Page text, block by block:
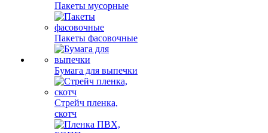
Пакеты мусорные
Пакеты фасовочные
Бумага для выпечки
Стрейч пленка,
скотч